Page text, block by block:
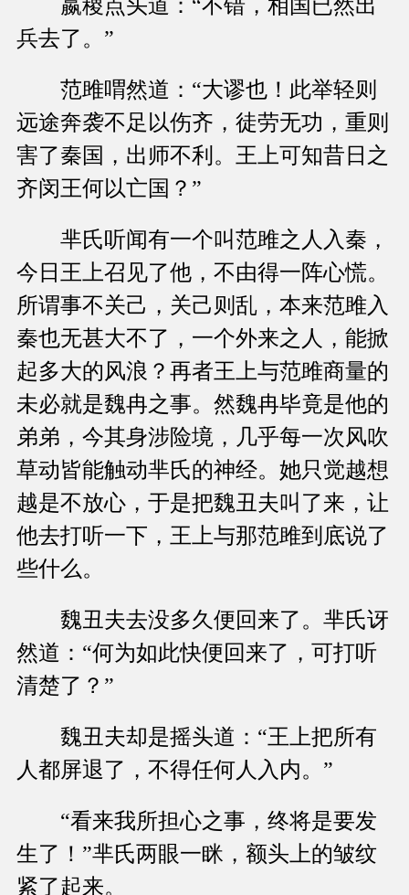
嬴稷点头道：“不错，相国已然出
兵去了。”
范雎喟然道：“大谬也！此举轻则
远途奔袭不足以伤齐，徒劳无功，重则
害了秦国，出师不利。王上可知昔日之
齐闵王何以亡国？”
芈氏听闻有一个叫范雎之人入秦，
今日王上召见了他，不由得一阵心慌。
所谓事不关己，关己则乱，本来范雎入
秦也无甚大不了，一个外来之人，能掀
起多大的风浪？再者王上与范雎商量的
未必就是魏冉之事。然魏冉毕竟是他的
弟弟，今其身涉险境，几乎每一次风吹
草动皆能触动芈氏的神经。她只觉越想
越是不放心，于是把魏丑夫叫了来，让
他去打听一下，王上与那范雎到底说了
些什么。
魏丑夫去没多久便回来了。芈氏讶
然道：“何为如此快便回来了，可打听
清楚了？”
魏丑夫却是摇头道：“王上把所有
人都屏退了，不得任何人入内。”
“看来我所担心之事，终将是要发
生了！”芈氏两眼一眯，额头上的皱纹
紧了起来。